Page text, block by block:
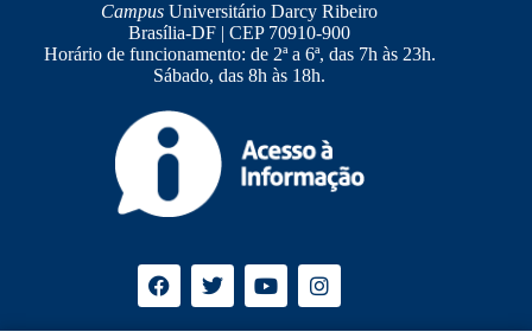
Campus Universitário Darcy Ribeiro
Brasília-DF | CEP 70910-900
Horário de funcionamento: de 2ª a 6ª, das 7h às 23h.
Sábado, das 8h às 18h.